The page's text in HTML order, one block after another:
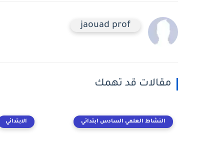
jaouad prof
مقالات قد تهمك
النشاط العلمي السادس ابتدائي الابتدائي